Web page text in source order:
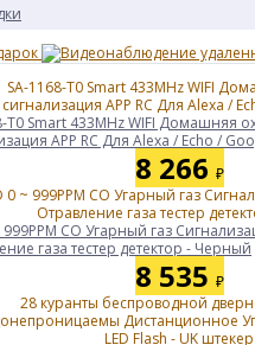
T0 Smart 433MHz WIFI Домашняя
APP RC Для Alexa / Echo /
8 266 ₽
999PPM CO Угарный газ
газа тестер детектор - Черный
8 535 ₽